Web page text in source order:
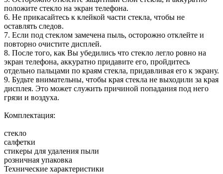
положите стекло на экран телефона.
6. Не прикасайтесь к клейкой части стекла, чтобы не
оставлять следов.
7. Если под стеклом замечена пыль, осторожно отклейте и
повторно очистите дисплей.
8. После того, как Вы убедились что стекло легло ровно на
экран телефона, аккуратно придавите его, пройдитесь
отдельно пальцами по краям стекла, придавливая его к экрану.
9. Будьте внимательны, чтобы края стекла не выходили за края
дисплея. Это может служить причиной попадания под него
грязи и воздуха.
Комплектация:
стекло
салфетки
стикеры для удаления пыли
розничная упаковка
Технические характеристики